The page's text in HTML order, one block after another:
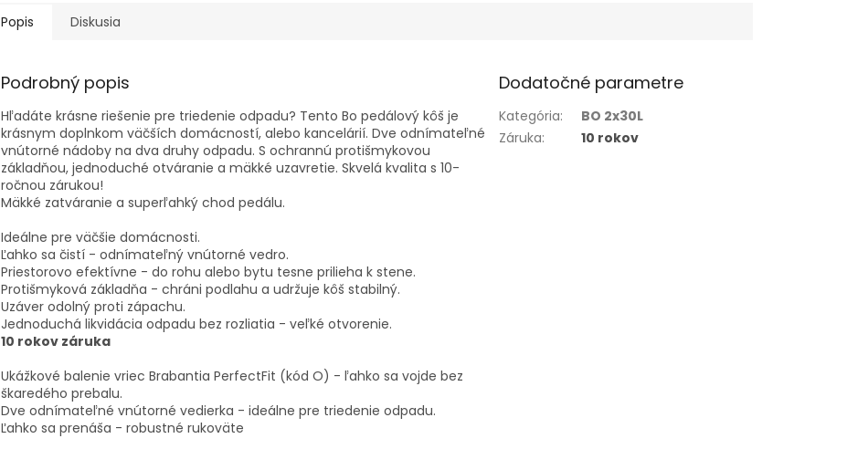
Popis Diskusia
Podrobný popis
Hľadáte krásne riešenie pre triedenie odpadu? Tento Bo pedálový kôš je
krásnym doplnkom väčších domácností, alebo kancelárií. Dve odnímateľné
vnútorné nádoby na dva druhy odpadu. S ochrannú protišmykovou
základňou, jednoduché otváranie a mäkké uzavretie. Skvelá kvalita s 10-
ročnou zárukou!
Mäkké zatváranie a superľahký chod pedálu.
Ideálne pre väčšie domácnosti.
Ľahko sa čistí - odnímateľný vnútorné vedro.
Priestorovo efektívne - do rohu alebo bytu tesne prilieha k stene.
Protišmyková základňa - chráni podlahu a udržuje kôš stabilný.
Uzáver odolný proti zápachu.
Jednoduchá likvidácia odpadu bez rozliatia - veľké otvorenie.
10 rokov záruka
Ukážkové balenie vriec Brabantia PerfectFit (kód O) - ľahko sa vojde bez
škaredého prebalu.
Dve odnímateľné vnútorné vedierka - ideálne pre triedenie odpadu.
Ľahko sa prenáša - robustné rukoväte
Dodatočné parametre
Kategória:
BO 2x30L
Záruka: 10 rokov